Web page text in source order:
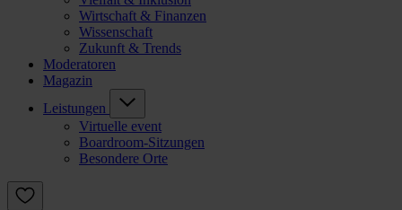
Wirtschaft & Finanzen
Wissenschaft
Zukunft & Trends
Moderatoren
Magazin
Leistungen
Virtuelle event
Boardroom-Sitzungen
Besondere Orte